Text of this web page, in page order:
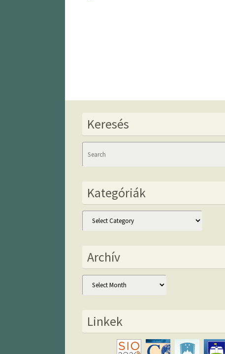
Keresés
Kategóriák
Kategóriák
Archív
Archív
Linkek